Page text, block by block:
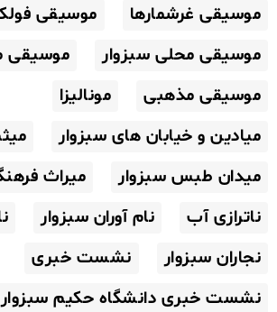
موسیقی غرشمارها
موسیقی
موسیقی محلی سبزوار
موسیقی
موسیقی مذهبی
مونالیزا
میادین و خیابان های سبزوار
میدان طبس سبزوار
میراث
ناترازی آب
نام آوران سبزوار
نجاران سبزوار
نشست خبری
نشست خبری دانشگاه حکیم